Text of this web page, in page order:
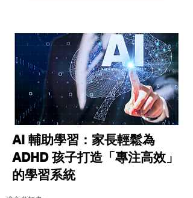
AI 輔助學習：家長輕鬆為
ADHD 孩子打造「專注高效」
的學習系統